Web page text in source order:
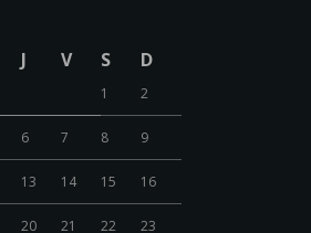
J V S D
1 2
6 7 8 9
13 14 15 16
20 21 22 23